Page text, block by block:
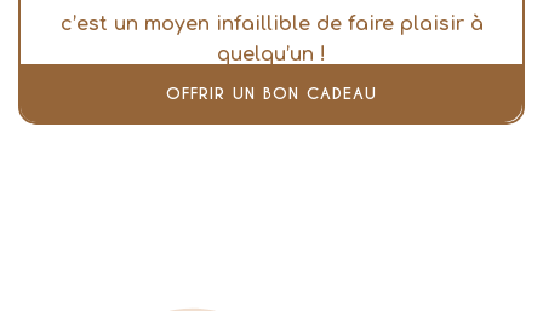
c’est un moyen infaillible de faire plaisir à
quelqu’un !
OFFRIR UN BON CADEAU